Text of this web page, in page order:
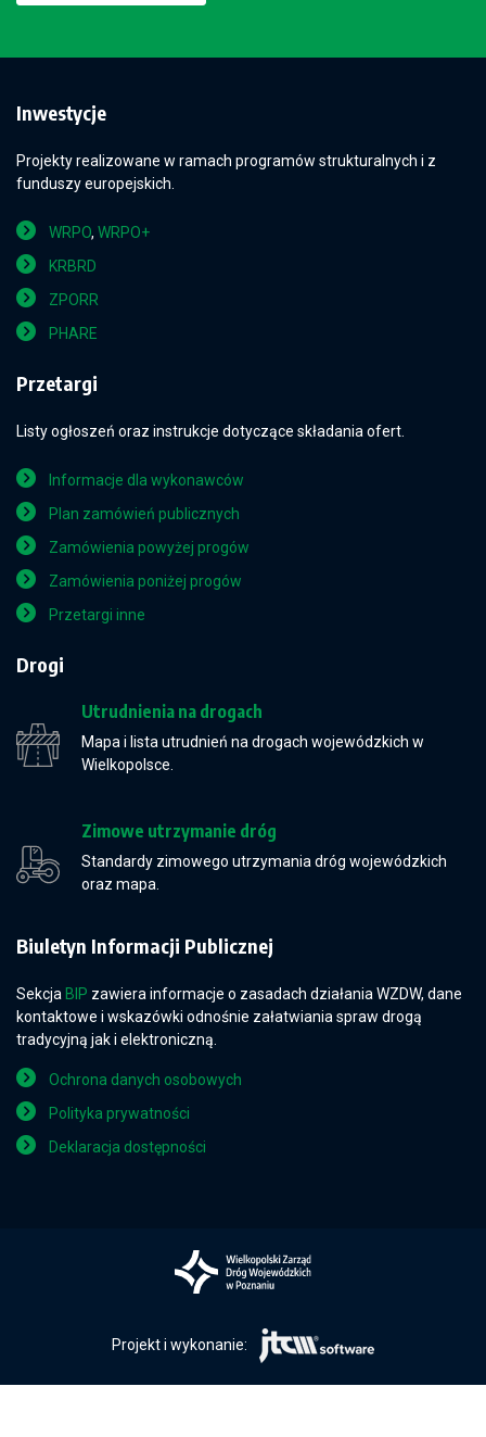
Inwestycje
Projekty realizowane w ramach programów strukturalnych i z
funduszy europejskich.
WRPO, WRPO+
KRBRD
ZPORR
PHARE
Przetargi
Listy ogłoszeń oraz instrukcje dotyczące składania ofert.
Informacje dla wykonawców
Plan zamówień publicznych
Zamówienia powyżej progów
Zamówienia poniżej progów
Przetargi inne
Drogi
Utrudnienia na drogach
Mapa i lista utrudnień na drogach wojewódzkich w
Wielkopolsce.
Zimowe utrzymanie dróg
Standardy zimowego utrzymania dróg wojewódzkich
oraz mapa.
Biuletyn Informacji Publicznej
Sekcja BIP zawiera informacje o zasadach działania WZDW, dane
kontaktowe i wskazówki odnośnie załatwiania spraw drogą
tradycyjną jak i elektroniczną.
Ochrona danych osobowych
Polityka prywatności
Deklaracja dostępności
Projekt i wykonanie: